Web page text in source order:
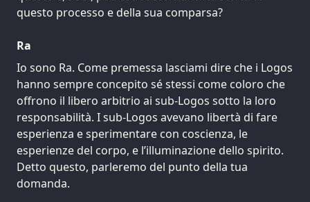
questo processo e della sua comparsa?
Ra
Io sono Ra. Come premessa lasciami dire che i Logos
hanno sempre concepito sé stessi come coloro che
offrono il libero arbitrio ai sub-Logos sotto la loro
responsabilità. I sub-Logos avevano libertà di fare
esperienza e sperimentare con coscienza, le
esperienze del corpo, e l’illuminazione dello spirito.
Detto questo, parleremo del punto della tua
domanda.